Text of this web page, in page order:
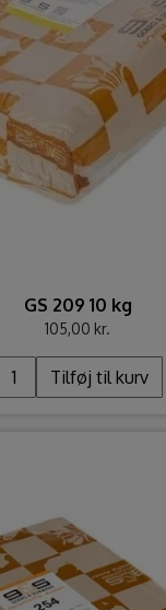
GS 209 10 kg
105,00 kr.
Tilføj til kurv